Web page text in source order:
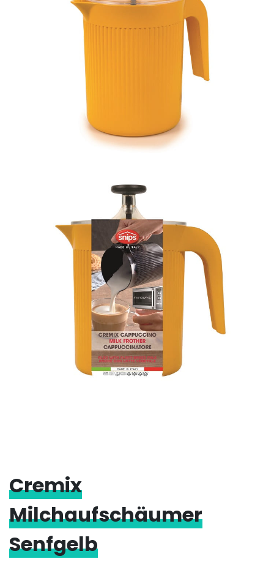
Cremix
Milchaufschäumer
Senfgelb